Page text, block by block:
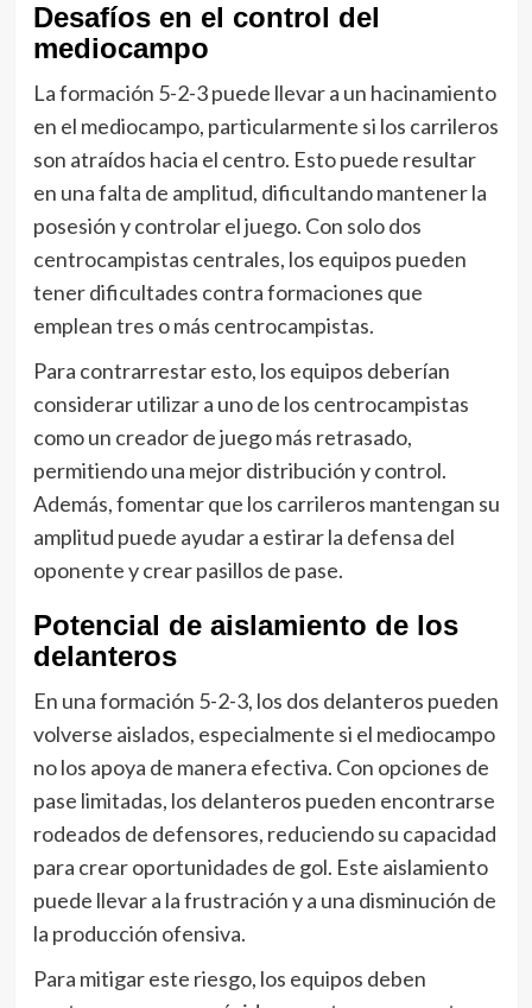
Desafíos en el control del
mediocampo
La formación 5-2-3 puede llevar a un hacinamiento
en el mediocampo, particularmente si los carrileros
son atraídos hacia el centro. Esto puede resultar
en una falta de amplitud, dificultando mantener la
posesión y controlar el juego. Con solo dos
centrocampistas centrales, los equipos pueden
tener dificultades contra formaciones que
emplean tres o más centrocampistas.
Para contrarrestar esto, los equipos deberían
considerar utilizar a uno de los centrocampistas
como un creador de juego más retrasado,
permitiendo una mejor distribución y control.
Además, fomentar que los carrileros mantengan su
amplitud puede ayudar a estirar la defensa del
oponente y crear pasillos de pase.
Potencial de aislamiento de los
delanteros
En una formación 5-2-3, los dos delanteros pueden
volverse aislados, especialmente si el mediocampo
no los apoya de manera efectiva. Con opciones de
pase limitadas, los delanteros pueden encontrarse
rodeados de defensores, reduciendo su capacidad
para crear oportunidades de gol. Este aislamiento
puede llevar a la frustración y a una disminución de
la producción ofensiva.
Para mitigar este riesgo, los equipos deben